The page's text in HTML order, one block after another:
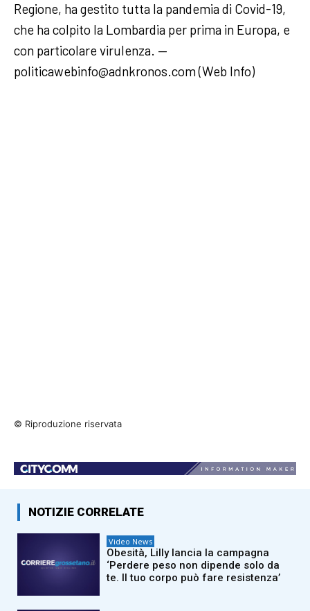
Regione, ha gestito tutta la pandemia di Covid-19,
che ha colpito la Lombardia per prima in Europa, e
con particolare virulenza. —
politicawebinfo@adnkronos.com (Web Info)
© Riproduzione riservata
NOTIZIE CORRELATE
Video News
Obesità, Lilly lancia la campagna
‘Perdere peso non dipende solo da
te. Il tuo corpo può fare resistenza’